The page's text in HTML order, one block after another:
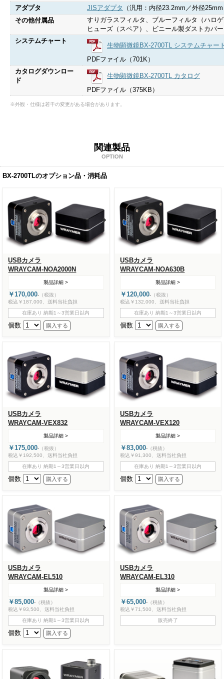
アダプタ
JISアダプタ
（汎用：内径23.2mm／外径
その他付属品
すりガラスフィルタ、ブルーフィルタ（ハロ
ヒューズ（スペア）、ビニール製ダストカバー
システムチャート
生物顕微鏡BX-2700TL システムチャー
PDFファイル（701K）
カタログダウンロー
ド
生物顕微鏡BX-2700TL カタログ
PDFファイル（375KB）
※外観・仕様は若干の変更がある場合があります。
関連製品
OPTION
BX-2700TLのオプション品・消耗品
USBカメラ
WRAYCAM-NOA2000N
製品詳細 >
￥170,000- （税抜）
税込￥187,000、送料当社負担
在庫あり 納期1～3営業日以内
個数
USBカメラ
WRAYCAM-NOA630B
製品詳細 >
￥120,000- （税抜）
税込￥132,000、送料当社負担
在庫あり 納期1～3営業日以内
個数
USBカメラ
WRAYCAM-VEX832
製品詳細 >
￥175,000- （税抜）
税込￥192,500、送料当社負担
在庫あり 納期1～3営業日以内
個数
USBカメラ
WRAYCAM-VEX120
製品詳細 >
￥83,000- （税抜）
税込￥91,300、送料当社負担
在庫あり 納期1～3営業日以内
個数
USBカメラ
WRAYCAM-EL510
製品詳細 >
￥85,000- （税抜）
税込￥93,500、送料当社負担
在庫あり 納期1～3営業日以内
個数
USBカメラ
WRAYCAM-EL310
製品詳細 >
￥65,000- （税抜）
税込￥71,500、送料当社負担
販売終了